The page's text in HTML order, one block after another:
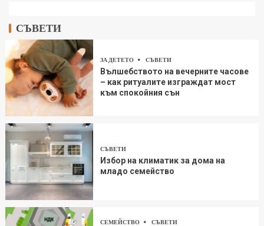
СЪВЕТИ
ЗА ДЕТЕТО СЪВЕТИ
Вълшебството на вечерните часове
– как ритуалите изграждат мост
към спокойния сън
СЪВЕТИ
Избор на климатик за дома на
младо семейство
СЕМЕЙСТВО СЪВЕТИ